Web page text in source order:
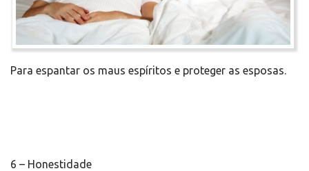
Para espantar os maus espíritos e proteger as esposas.
6 – Honestidade